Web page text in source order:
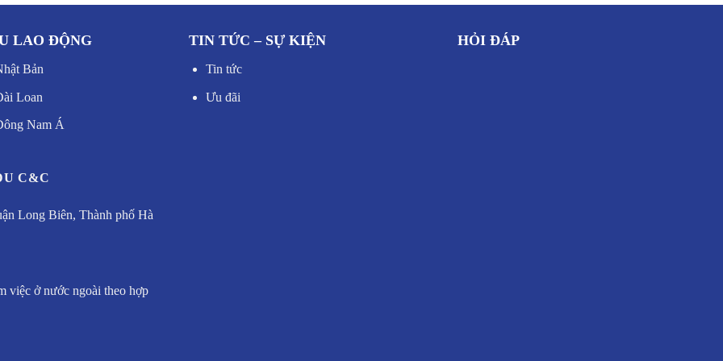
LAO ĐỘNG
Bản
Loan
Nam Á
TIN TỨC – SỰ KIỆN
Tin tức
Ưu đãi
HỎI ĐÁP
C&C
Long Biên, Thành phố Hà
việc ở nước ngoài theo hợp